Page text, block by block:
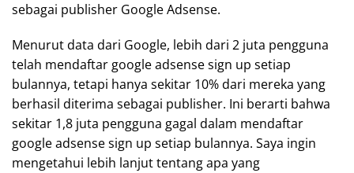
sebagai publisher Google Adsense.
Menurut data dari Google, lebih dari 2 juta pengguna
telah mendaftar google adsense sign up setiap
bulannya, tetapi hanya sekitar 10% dari mereka yang
berhasil diterima sebagai publisher. Ini berarti bahwa
sekitar 1,8 juta pengguna gagal dalam mendaftar
google adsense sign up setiap bulannya. Saya ingin
mengetahui lebih lanjut tentang apa yang